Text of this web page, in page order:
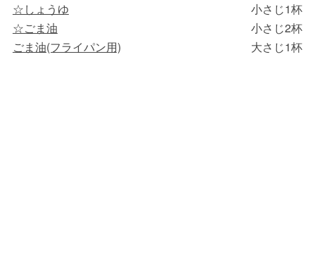
☆しょうゆ
小さじ1杯
☆ごま油
小さじ2杯
ごま油(フライパン用)
大さじ1杯